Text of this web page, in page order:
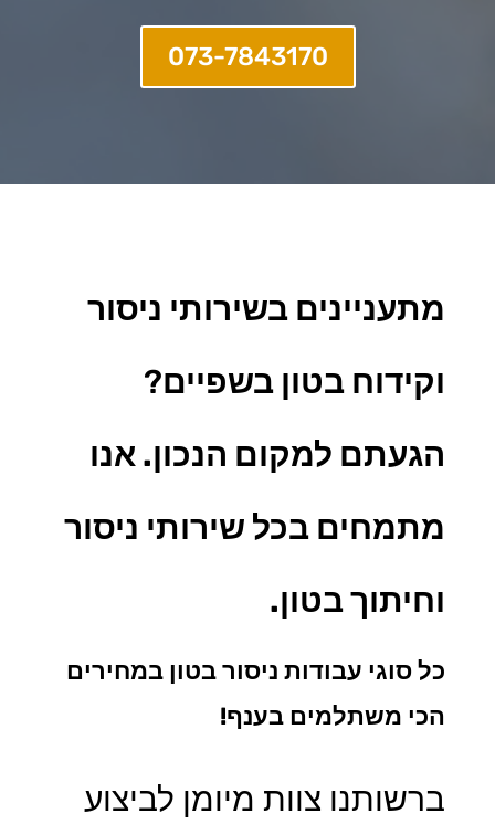
073-7843170
מתעניינים בשירותי ניסור
וקידוח בטון בשפיים?
הגעתם למקום הנכון. אנו
מתמחים בכל שירותי ניסור
וחיתוך בטון.
כל סוגי עבודות ניסור בטון במחירים
הכי משתלמים בענף!
ברשותנו צוות מיומן לביצוע